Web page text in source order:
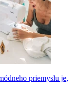
priemyslu je,